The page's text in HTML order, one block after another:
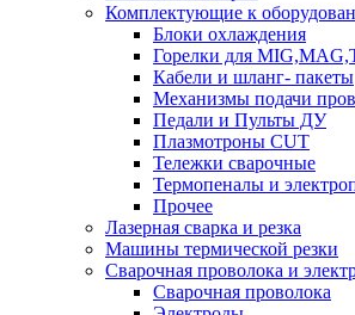
Комплектующие к
Блоки охлаждения
Горелки для
Кабели и шланг- пакеты
Механизмы подачи
Педали и Пульты ДУ
Плазмотроны CUT
Тележки сварочные
Термопеналы и
Прочее
Лазерная сварка и резка
Машины термической резки
Сварочная проволока и
Сварочная проволока